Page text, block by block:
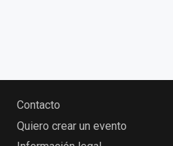
Contacto
Quiero crear un evento